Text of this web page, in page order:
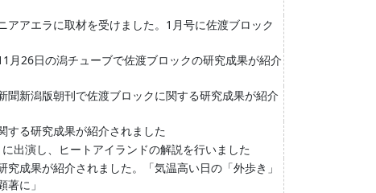
アエラに取材を受けました。1月号に佐渡ブロック
月26日の潟チューブで佐渡ブロックの研究成果が紹介
聞新潟版朝刊で佐渡ブロックに関する研究成果が紹介
する研究成果が紹介されました
演し、ヒートアイランドの解説を行いました
成果が紹介されました。「気温高い日の「外歩き」
に」